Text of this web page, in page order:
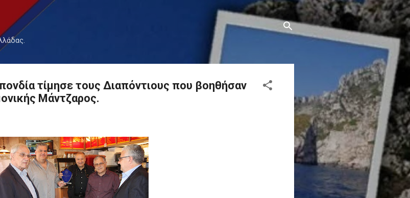
Μετάβαση στο κύριο περιεχόμενο
τίμησε τους Διαπόντιους που βοηθήσαν
Μάντζαρος.